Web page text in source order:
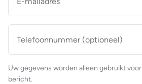
mailadres *
(optioneel)
Uw gegevens worden alleen gebruikt
bericht.